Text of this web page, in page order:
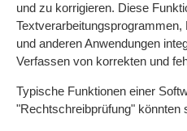
und zu korrigieren. Diese
und anderen Anwendungen
Verfassen von korrekten und
Typische Funktionen einer
"Rechtschreibprüfung" könnten